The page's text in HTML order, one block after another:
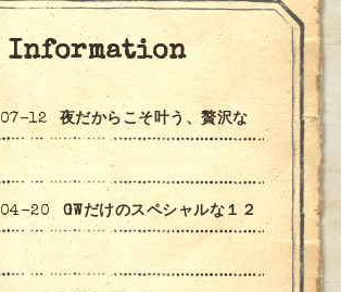
Information
12 夜だからこそ叶う、贅沢な
20 GWだけのスペシャルな１２